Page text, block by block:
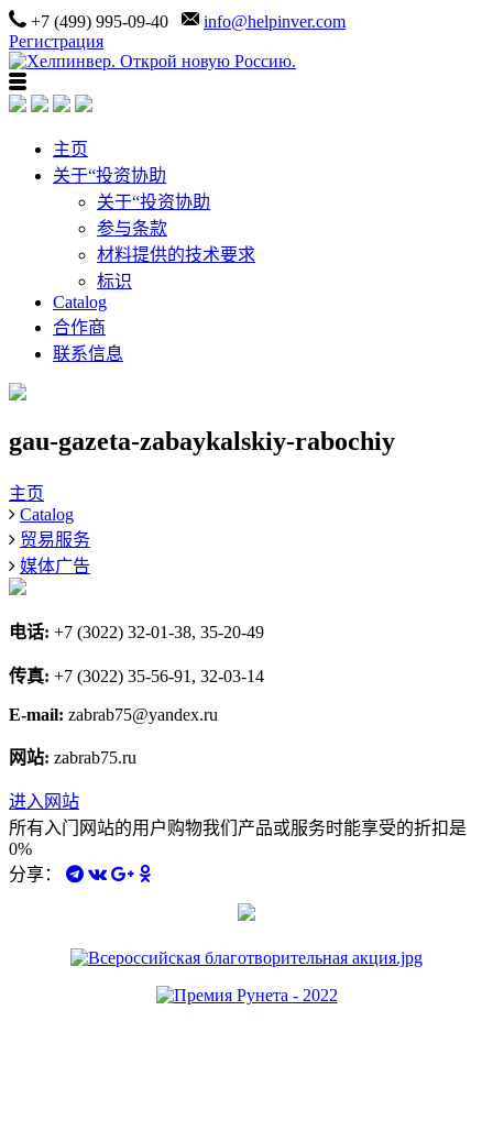
+7 (499) 995-09-40
info@helpinver.com
Регистрация
主页
关于“投资协助
关于“投资协助
参与条款
材料提供的技术要求
标识
Catalog
合作商
联系信息
gau-gazeta-zabaykalskiy-rabochiy
主页
Catalog
贸易服务
媒体广告
电话: +7 (3022) 32-01-38, 35-20-49
传真: +7 (3022) 35-56-91, 32-03-14
E-mail: zabrab75@yandex.ru
网站: zabrab75.ru
进入网站
所有入门网站的用户购物我们产品或服务时能享受的折扣是
0%
分享：